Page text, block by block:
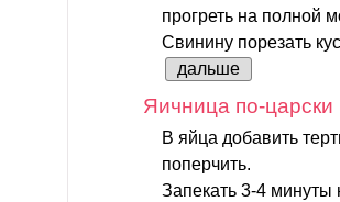
прогреть на полной
Свинину порезать
дальше
Яичница по-царски
В яйца добавить
поперчить.
Запекать 3-4